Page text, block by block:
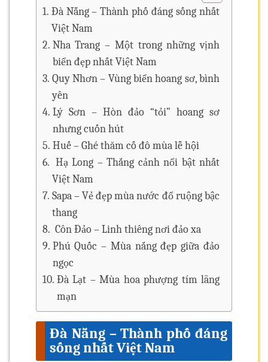
Đà Nẵng – Thành phố đáng sống nhất
Việt Nam
Nha Trang – Một trong những vịnh
biển đẹp nhất Việt Nam
Quy Nhơn – Vùng biển hoang sơ, bình
yên
Lý Sơn – Hòn đảo “tỏi” hoang sơ
nhưng cuốn hút
Huế – Ghé thăm cố đô mùa lễ hội
Hạ Long – Thắng cảnh nổi bật nhất
Việt Nam
Sapa – Vẻ đẹp mùa nước đổ ruộng bậc
thang
Côn Đảo – Linh thiêng nơi đảo xa
Phú Quốc – Mùa nắng đẹp giữa đảo
ngọc
Đà Lạt – Mùa hoa phượng tím lãng
mạn
Đà Nẵng – Thành phố đáng
sống nhất Việt Nam